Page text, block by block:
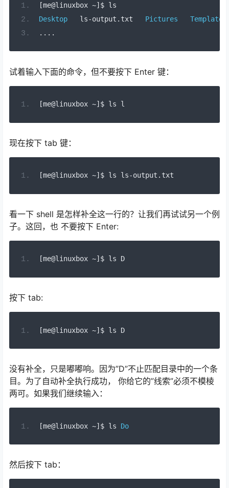
[me@linuxbox ~] $ ls
Desktop
   ls
-output . txt Pictures
Templates
....
试着输入下面的命令，但不要按下 Enter 键：
[me@linuxbox ~] $ ls l
现在按下 tab 键：
[me@linuxbox ~] $ ls ls-output . txt
看一下 shell 是怎样补全这一行的？让我们再试试另一个例
子。这回，也 不要按下 Enter:
[me@linuxbox ~] $ ls D
按下 tab:
[me@linuxbox ~]$ ls D
没有补全，只是嘟嘟响。因为”D”不止匹配目录中的一个条
目。为了自动补全执行成功， 你给它的”线索”必须不模棱
两可。如果我们继续输入：
[me@linuxbox ~] $ ls Do
然后按下 tab：